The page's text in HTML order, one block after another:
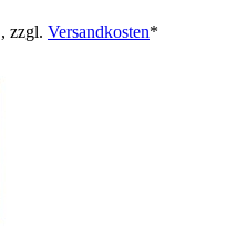
zzgl. Versandkosten*